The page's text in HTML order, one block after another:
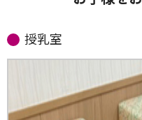
授乳室